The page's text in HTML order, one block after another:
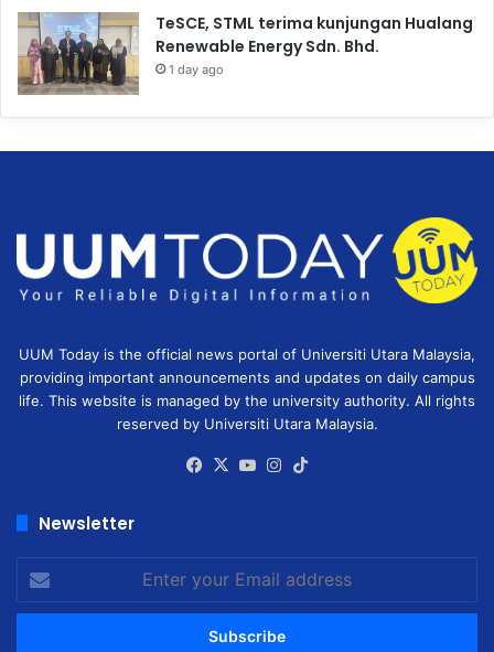
TeSCE, STML terima kunjungan Hualang
Renewable Energy Sdn. Bhd.
1 day ago
UUM Today is the official news portal of Universiti Utara Malaysia,
providing important announcements and updates on daily campus
life. This website is managed by the university authority. All rights
reserved by Universiti Utara Malaysia.
Facebook
X YouTubeInstagram
Newsletter
your
Email